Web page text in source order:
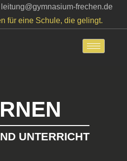
leitung@gymnasium-frechen.de
für eine Schule, die gelingt.
UNTERRICHT